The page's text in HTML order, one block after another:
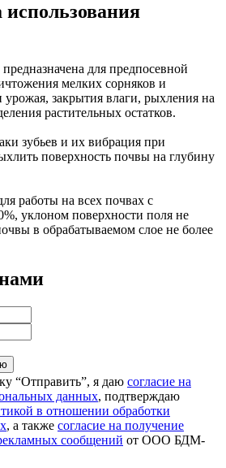
предназначена для предпосевной
мелких сорняков и
закрытия влаги, рыхления на
растительных остатков.
зубьев и их вибрация при
поверхность почвы на глубину
работы на всех почвах с
уклоном поверхности поля не
в обрабатываемом слое не более
“Отправить”, я даю согласие на
данных, подтверждаю
в отношении обработки
, а также согласие на получение
сообщений от ООО БДМ-